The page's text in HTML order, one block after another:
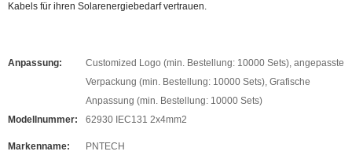
Kabels für ihren Solarenergiebedarf vertrauen.
Anpassung:
Customized Logo (min. Bestellung: 10000 Sets), angepasste
Verpackung (min. Bestellung: 10000 Sets), Grafische
Anpassung (min. Bestellung: 10000 Sets)
Modellnummer:
62930 IEC131 2x4mm2
Markenname: PNTECH